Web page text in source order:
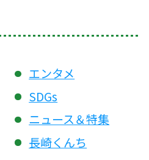
エンタメ
SDGs
ニュース＆特集
長崎くんち